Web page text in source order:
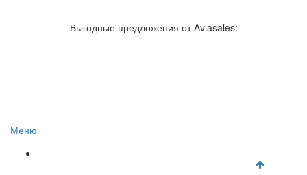
Отзывы об авиакомпаниях
Отзывы об аэропортах
Выгодные предложения от Aviasales:
Меню